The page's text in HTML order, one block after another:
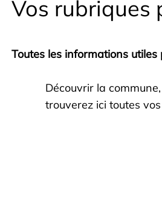
Vos rubriques
Toutes les informations
Découvrir la
trouverez ici toutes